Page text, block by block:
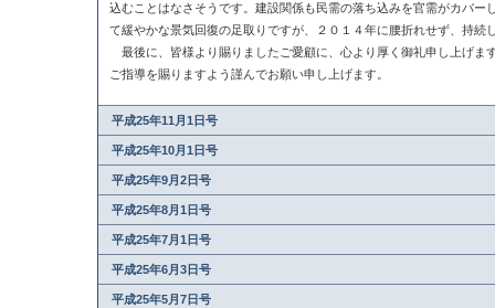
込むことはなさそうです。建設関係も民需の落ち込みを官需がカバー
て緩やかな景気回復の足取りですが、２０１４年に腰折れせず、持続
最後に、皆様より賜りましたご愛顧に、心より厚く御礼申し上げま
ご指導を賜りますよう謹んでお願い申し上げます。
平成25年11月1日号
平成25年10月1日号
平成25年9月2日号
平成25年8月1日号
平成25年7月1日号
平成25年6月3日号
平成25年5月7日号